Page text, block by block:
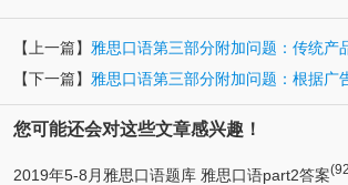
【上一篇】 雅思口语第三部分附加问题：传统产
【下一篇】 雅思口语第三部分附加问题：根据广
您可能还会对这些文章感兴趣！
2019年5-8月雅思口语题库 雅思口语part2答案